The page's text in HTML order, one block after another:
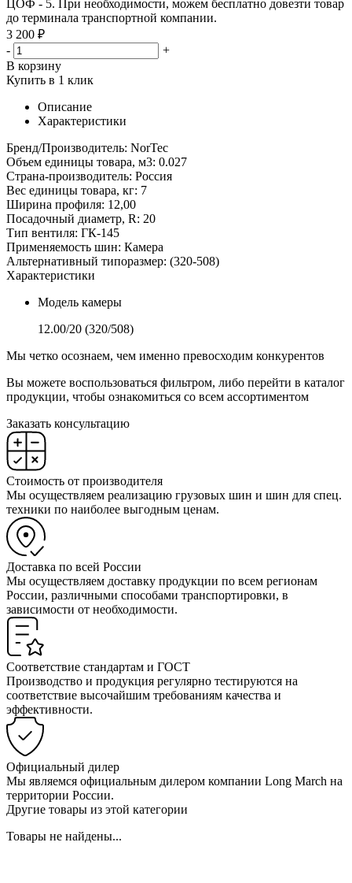
ЦОФ - 5. При необходимости, можем бесплатно довезти товар
до терминала транспортной компании.
3 200 ₽
-
+
В корзину
Купить в 1 клик
Описание
Характеристики
Бренд/Производитель: NorTec
Объем единицы товара, м3: 0.027
Страна-производитель: Россия
Вес единицы товара, кг: 7
Ширина профиля: 12,00
Посадочный диаметр, R: 20
Тип вентиля: ГК-145
Применяемость шин: Камера
Альтернативный типоразмер: (320-508)
Характеристики
Модель камеры
12.00/20 (320/508)
Мы четко осознаем, чем именно превосходим конкурентов
Вы можете воспользоваться фильтром, либо перейти в каталог
продукции, чтобы ознакомиться со всем ассортиментом
Заказать консультацию
Стоимость от производителя
Мы осуществляем реализацию грузовых шин и шин для спец.
техники по наиболее выгодным ценам.
Доставка по всей России
Мы осуществляем доставку продукции по всем регионам
России, различными способами транспортировки, в
зависимости от необходимости.
Соответствие стандартам и ГОСТ
Производство и продукция регулярно тестируются на
соответствие высочайшим требованиям качества и
эффективности.
Официальный дилер
Мы являемся официальным дилером компании Long March на
территории России.
Другие товары из этой категории
Товары не найдены...